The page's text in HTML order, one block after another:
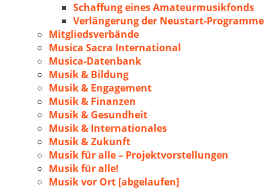
Schaffung eines Amateurmusikfonds
Verlängerung der Neustart-Programme
Mitgliedsverbände
Musica Sacra International
Musica-Datenbank
Musik & Bildung
Musik & Engagement
Musik & Finanzen
Musik & Gesundheit
Musik & Internationales
Musik & Zukunft
Musik für alle – Projektvorstellungen
Musik für alle!
Musik vor Ort [abgelaufen]